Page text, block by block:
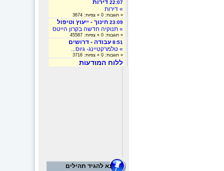
22:07 דירות
» דירות
» תגובות: 0 » צפיות: 3674
23:09 חינוך - ייעוץ וטיפול
» תנוקיה חדשה בקרון הייטס
» תגובות: 0 » צפיות: 45587
8:51 עבודה - דרושים
» טלמרקטיינג- גיוס...
» תגובות: 0 » צפיות: 3716
ללוח המודעות
נא להגיד תהילים